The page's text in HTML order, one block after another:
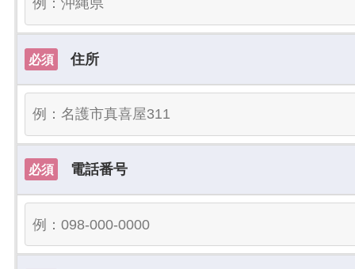
必須 住所
必須 電話番号